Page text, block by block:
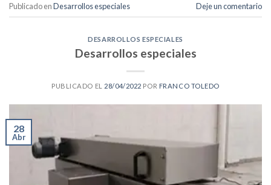
Publicado enDesarrollos especiales Deje un comentario
DESARROLLOS ESPECIALES
Desarrollos especiales
PUBLICADO EL 28/04/2022 POR FRANCO TOLEDO
28
Abr